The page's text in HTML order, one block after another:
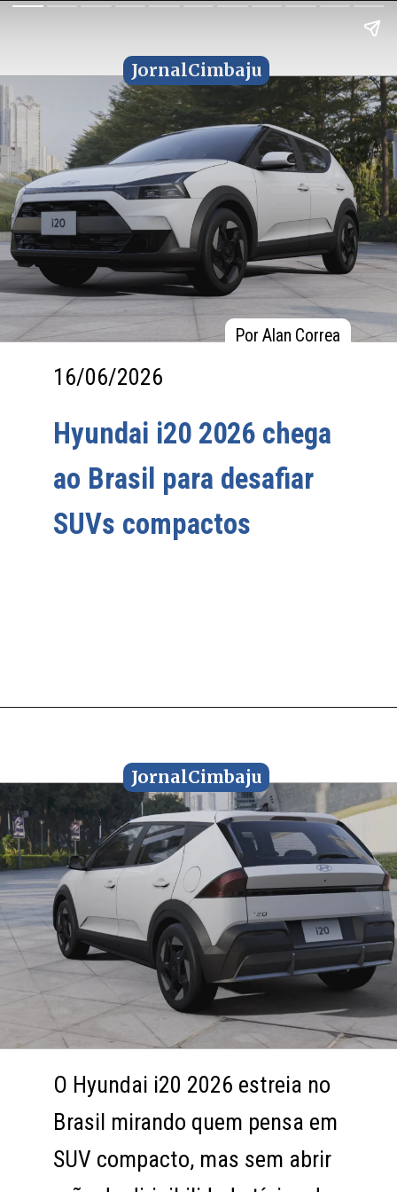
Por Alan Correa
Por Alan Correa
16/06/2026
16/06/2026
JornalCimbaju
JornalCimbaju
Hyundai i20 2026 chega
ao Brasil para desafiar
SUVs compactos
Hyundai i20 2026 chega
ao Brasil para desafiar
SUVs compactos
O Hyundai i20 2026 estreia no
Brasil mirando quem pensa em
SUV compacto, mas sem abrir
O Hyundai i20 2026 estreia no
Brasil mirando quem pensa em
SUV compacto, mas sem abrir
JornalCimbaju
JornalCimbaju